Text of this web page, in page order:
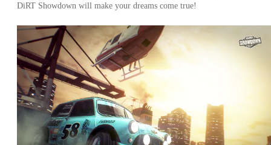
DiRT Showdown will make your dreams come true!